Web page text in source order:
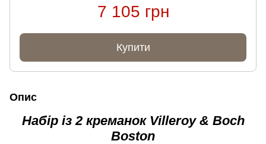
7 105 грн
Купити
Опис
Набір із 2 креманок Villeroy & Boch
Boston